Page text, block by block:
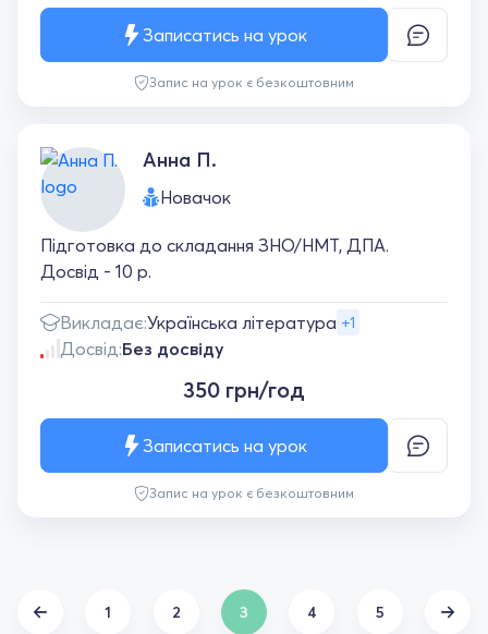
Запис на урок є безкоштовним
Записатись на урок
Анна П.
Новачок
Підготовка до складання ЗНО/НМТ, ДПА.
Досвід - 10 р.
Викладає:Українська література +1
Досвід:Без досвіду
350 грн/год
Запис на урок є безкоштовним
Записатись на урок
1 2 3 4 5